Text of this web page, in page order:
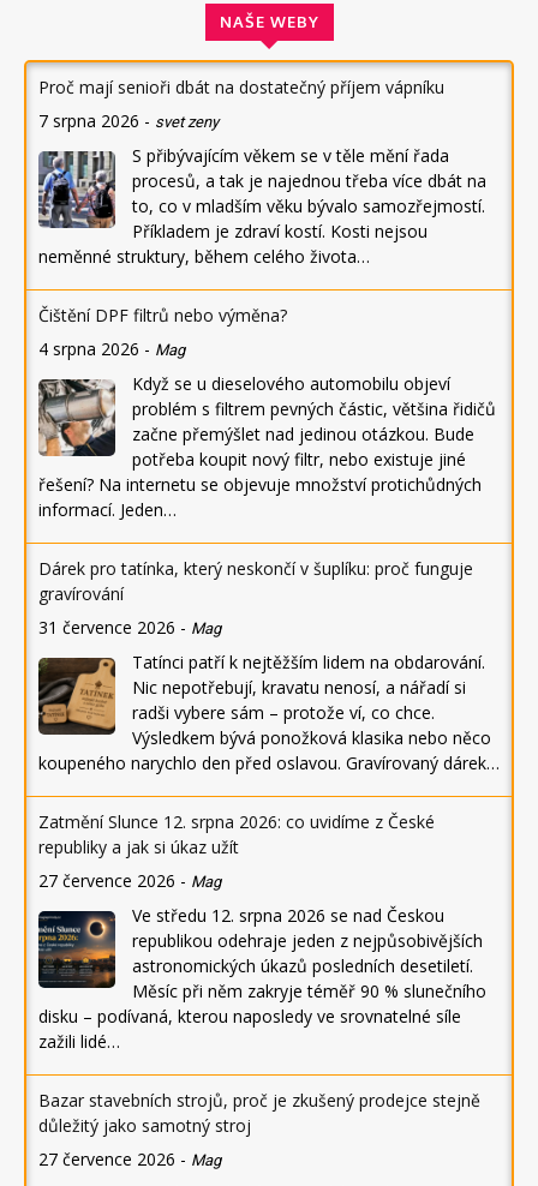
NAŠE WEBY
Proč mají senioři dbát na dostatečný příjem vápníku
7 srpna 2026 - svet zeny
S přibývajícím věkem se v těle mění řada
procesů, a tak je najednou třeba více dbát na
to, co v mladším věku bývalo samozřejmostí.
Příkladem je zdraví kostí. Kosti nejsou
neměnné struktury, během celého života…
Čištění DPF filtrů nebo výměna?
4 srpna 2026 - Mag
Když se u dieselového automobilu objeví
problém s filtrem pevných částic, většina řidičů
začne přemýšlet nad jedinou otázkou. Bude
potřeba koupit nový filtr, nebo existuje jiné
řešení? Na internetu se objevuje množství protichůdných
informací. Jeden…
Dárek pro tatínka, který neskončí v šuplíku: proč funguje
gravírování
31 července 2026 - Mag
Tatínci patří k nejtěžším lidem na obdarování.
Nic nepotřebují, kravatu nenosí, a nářadí si
radši vybere sám – protože ví, co chce.
Výsledkem bývá ponožková klasika nebo něco
koupeného narychlo den před oslavou. Gravírovaný dárek…
Zatmění Slunce 12. srpna 2026: co uvidíme z České
republiky a jak si úkaz užít
27 července 2026 - Mag
Ve středu 12. srpna 2026 se nad Českou
republikou odehraje jeden z nejpůsobivějších
astronomických úkazů posledních desetiletí.
Měsíc při něm zakryje téměř 90 % slunečního
disku – podívaná, kterou naposledy ve srovnatelné síle
zažili lidé…
Bazar stavebních strojů, proč je zkušený prodejce stejně
důležitý jako samotný stroj
27 července 2026 - Mag